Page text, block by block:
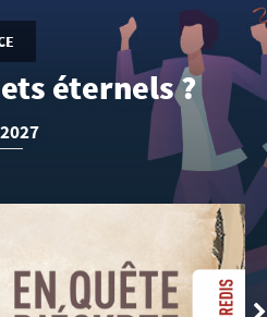
éternels ?